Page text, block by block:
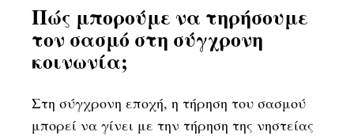
Πώς μπορούμε να τηρήσουμε
τον σασμό στη σύγχρονη
κοινωνία;
Στη σύγχρονη εποχή, η τήρηση του σασμού
μπορεί να γίνει με την τήρηση της νηστείας